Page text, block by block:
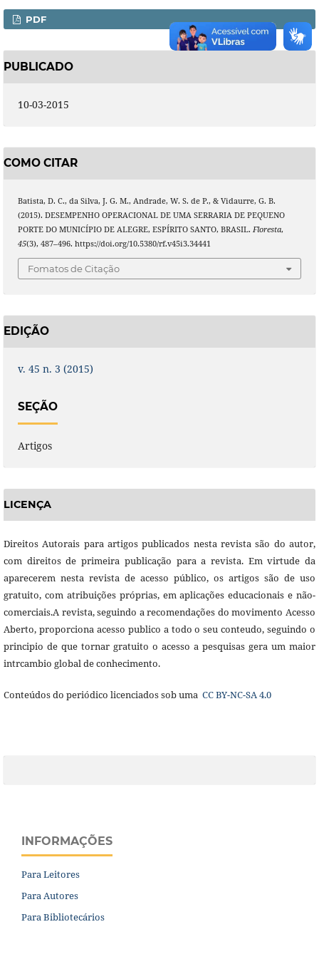
PDF
PUBLICADO
10-03-2015
COMO CITAR
Batista, D. C., da Silva, J. G. M., Andrade, W. S. de P., & Vidaurre, G. B.
(2015). DESEMPENHO OPERACIONAL DE UMA SERRARIA DE PEQUENO
PORTE DO MUNICÍPIO DE ALEGRE, ESPÍRITO SANTO, BRASIL. Floresta,
45(3), 487–496. https://doi.org/10.5380/rf.v45i3.34441
Fomatos de Citação
EDIÇÃO
v. 45 n. 3 (2015)
SEÇÃO
Artigos
LICENÇA
Direitos Autorais para artigos publicados nesta revista são do autor,
com direitos de primeira publicação para a revista. Em virtude da
aparecerem nesta revista de acesso público, os artigos são de uso
gratuito, com atribuições próprias, em aplicações educacionais e não-
comerciais.A revista, seguindo a recomendações do movimento Acesso
Aberto, proporciona acesso publico a todo o seu conteudo, seguindo o
principio de que tornar gratuito o acesso a pesquisas gera um maior
intrcambio global de conhecimento.
Conteúdos do periódico licenciados sob uma CC BY-NC-SA 4.0
INFORMAÇÕES
Para Leitores
Para Autores
Para Bibliotecários